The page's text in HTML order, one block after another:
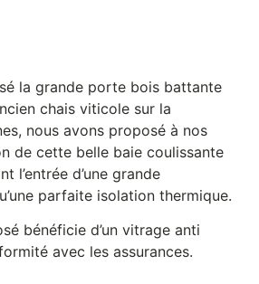
la grande porte bois battante
chais viticole sur la
nous avons proposé à nos
de cette belle baie coulissante
l’entrée d’une grande
parfaite isolation thermique.
bénéficie d’un vitrage anti
avec les assurances.